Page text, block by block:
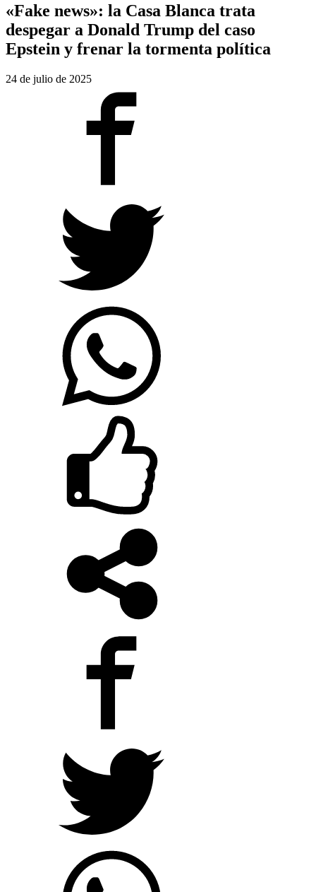
«Fake news»: la Casa Blanca trata
despegar a Donald Trump del caso
Epstein y frenar la tormenta política
24 de julio de 2025